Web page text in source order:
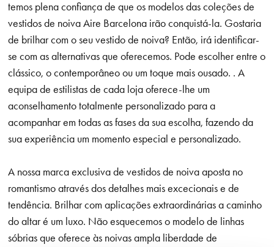
temos plena confiança de que os modelos das coleções de
vestidos de noiva Aire Barcelona irão conquistá-la. Gostaria
de brilhar com o seu vestido de noiva? Então, irá identificar-
se com as alternativas que oferecemos. Pode escolher entre o
clássico, o contemporâneo ou um toque mais ousado. . A
equipa de estilistas de cada loja oferece-lhe um
aconselhamento totalmente personalizado para a
acompanhar em todas as fases da sua escolha, fazendo da
sua experiência um momento especial e personalizado.
A nossa marca exclusiva de vestidos de noiva aposta no
romantismo através dos detalhes mais excecionais e de
tendência. Brilhar com aplicações extraordinárias a caminho
do altar é um luxo. Não esquecemos o modelo de linhas
sóbrias que oferece às noivas ampla liberdade de